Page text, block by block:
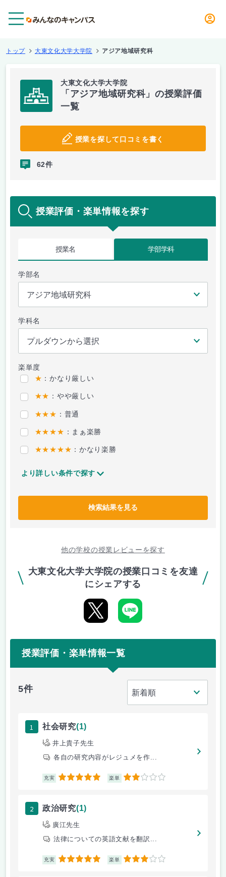
トップ 大東文化大学大学院 アジア地域研究科
大東文化大学大学院
「アジア地域研究科」の授業評価
一覧
授業を探して口コミを書く
62件
授業評価・楽単情報を探す
授業名 学部学科
学部名
学科名
楽単度
★ ：かなり厳しい
★★ ：やや厳しい
★★★ ：普通
★★★★ ：まぁ楽勝
★★★★★ ：かなり楽勝
より詳しい条件で探す
検索結果を見る
他の学校の授業レビューを探す
大東文化大学大学院の授業口コミを友達
にシェアする
授業評価・楽単情報一覧
5件
1 社会研究(1)
井上貴子先生
各自の研究内容がレジュメを作...
充実 5 楽単 2
2 政治研究(1)
廣江先生
法律についての英語文献を翻訳...
充実 5 楽単 3